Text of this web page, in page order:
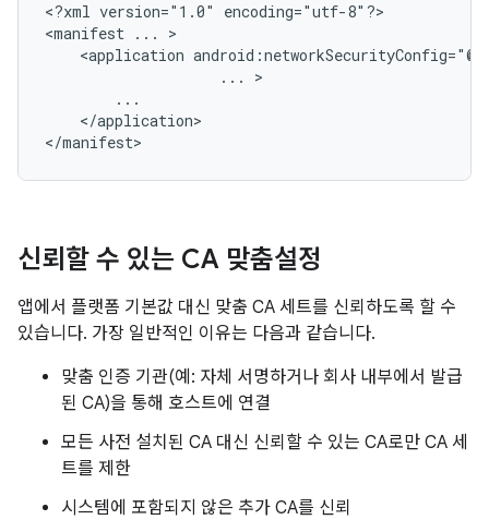
<?xml version="1.0"
encoding="utf-8"?>
<manifest ...
<application
...
</application>
</manifest>
신뢰할 수 있는 CA 맞춤설정
앱에서 플랫폼 기본값 대신 맞춤 CA 세트를 신뢰하도록 할 수
있습니다. 가장 일반적인 이유는 다음과 같습니다.
맞춤 인증 기관(예: 자체 서명하거나 회사 내부에서 발급
된 CA)을 통해 호스트에 연결
모든 사전 설치된 CA 대신 신뢰할 수 있는 CA로만 CA 세
트를 제한
시스템에 포함되지 않은 추가 CA를 신뢰